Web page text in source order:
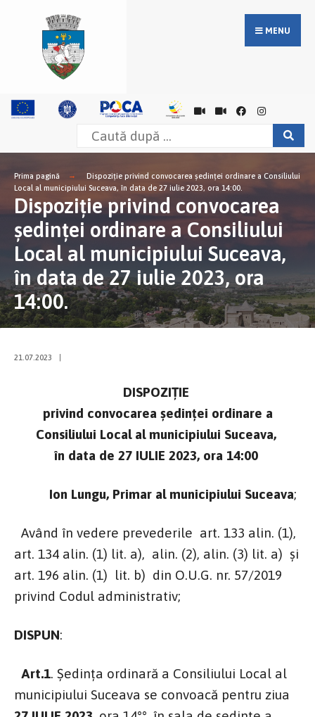
MENU
Prima pagină
Dispoziție privind convocarea şedinţei ordinare a Consiliului
Local al municipiului Suceava, în data de 27 iulie 2023, ora 14:00.
Dispoziție privind convocarea
şedinţei ordinare a Consiliului
Local al municipiului Suceava,
în data de 27 iulie 2023, ora
14:00.
21.07.2023
DISPOZIŢIE
privind convocarea şedinţei ordinare a
Consiliului Local al municipiului Suceava,
în data de 27 IULIE 2023, ora 14:00
Ion Lungu, Primar al municipiului Suceava;
Având în vedere prevederile art. 133 alin. (1),
art. 134 alin. (1) lit. a), alin. (2), alin. (3) lit. a) şi
art. 196 alin. (1) lit. b) din O.U.G. nr. 57/2019
privind Codul administrativ;
DISPUN:
Art.1. Ședința ordinară a Consiliului Local al
municipiului Suceava se convoacă pentru ziua